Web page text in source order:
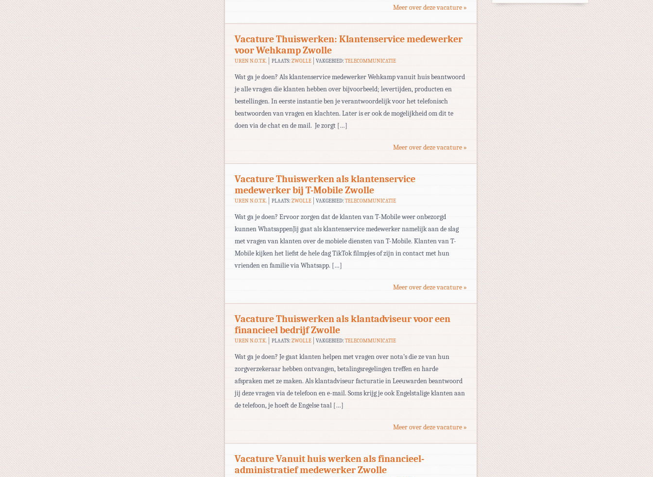
Meer over deze vacature »
Vacature Thuiswerken: Klantenservice medewerker
voor Wehkamp Zwolle
UREN N.O.T.K. PLAATS: ZWOLLE VAKGEBIED:TELECOMMUNICATIE
Wat ga je doen? Als klantenservice medewerker Wehkamp vanuit huis beantwoord
je alle vragen die klanten hebben over bijvoorbeeld; levertijden, producten en
bestellingen. In eerste instantie ben je verantwoordelijk voor het telefonisch
beatwoorden van vragen en klachten. Later is er ook de mogelijkheid om dit te
doen via de chat en de mail. Je zorgt […]
Meer over deze vacature »
Vacature Thuiswerken als klantenservice
medewerker bij T-Mobile Zwolle
UREN N.O.T.K. PLAATS: ZWOLLE VAKGEBIED:TELECOMMUNICATIE
Wat ga je doen? Ervoor zorgen dat de klanten van T-Mobile weer onbezorgd
kunnen WhatsappenJij gaat als klantenservice medewerker namelijk aan de slag
met vragen van klanten over de mobiele diensten van T-Mobile. Klanten van T-
Mobile kijken het liefst de hele dag TikTok filmpjes of zijn in contact met hun
vrienden en familie via Whatsapp. […]
Meer over deze vacature »
Vacature Thuiswerken als klantadviseur voor een
financieel bedrijf Zwolle
UREN N.O.T.K. PLAATS: ZWOLLE VAKGEBIED:TELECOMMUNICATIE
Wat ga je doen? Je gaat klanten helpen met vragen over nota’s die ze van hun
zorgverzekeraar hebben ontvangen, betalingsregelingen treffen en harde
afspraken met ze maken. Als klantadviseur facturatie in Leeuwarden beantwoord
jij deze vragen via de telefoon en e-mail. Soms krijg je ook Engelstalige klanten aan
de telefoon, je hoeft de Engelse taal […]
Meer over deze vacature »
Vacature Vanuit huis werken als financieel-
administratief medewerker Zwolle